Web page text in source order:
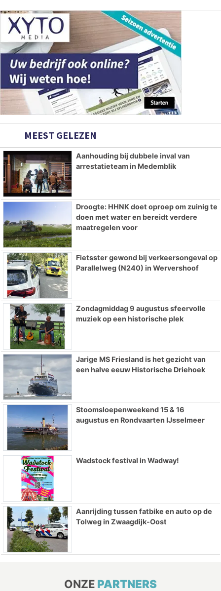
MEEST GELEZEN
Aanhouding bij dubbele inval van
arrestatieteam in Medemblik
Droogte: HHNK doet oproep om zuinig te
doen met water en bereidt verdere
maatregelen voor
Fietsster gewond bij verkeersongeval op
Parallelweg (N240) in Wervershoof
Zondagmiddag 9 augustus sfeervolle
muziek op een historische plek
Jarige MS Friesland is het gezicht van
een halve eeuw Historische Driehoek
Stoomsloepenweekend 15 & 16
augustus en Rondvaarten IJsselmeer
Wadstock festival in Wadway!
Aanrijding tussen fatbike en auto op de
Tolweg in Zwaagdijk-Oost
ONZE PARTNERS